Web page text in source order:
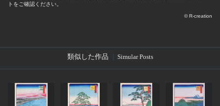
トをご確認ください。
© R-creation
類似した作品 Simular Posts